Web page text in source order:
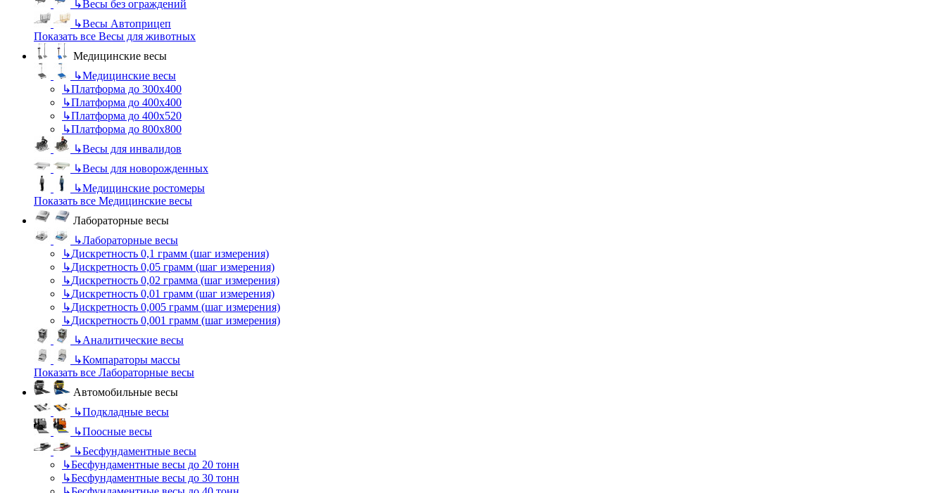
↳Весы без ограждений
↳Весы Автоприцеп
Показать все Весы для животных
Медицинские весы
↳Медицинские весы
↳Платформа до 300х400
↳Платформа до 400х400
↳Платформа до 400х520
↳Платформа до 800х800
↳Весы для инвалидов
↳Весы для новорожденных
↳Медицинские ростомеры
Показать все Медицинские весы
Лабораторные весы
↳Лабораторные весы
↳Дискретность 0,1 грамм (шаг измерения)
↳Дискретность 0,05 грамм (шаг измерения)
↳Дискретность 0,02 грамма (шаг измерения)
↳Дискретность 0,01 грамм (шаг измерения)
↳Дискретность 0,005 грамм (шаг измерения)
↳Дискретность 0,001 грамм (шаг измерения)
↳Аналитические весы
↳Компараторы массы
Показать все Лабораторные весы
Автомобильные весы
↳Подкладные весы
↳Поосные весы
↳Бесфундаментные весы
↳Бесфундаментные весы до 20 тонн
↳Бесфундаментные весы до 30 тонн